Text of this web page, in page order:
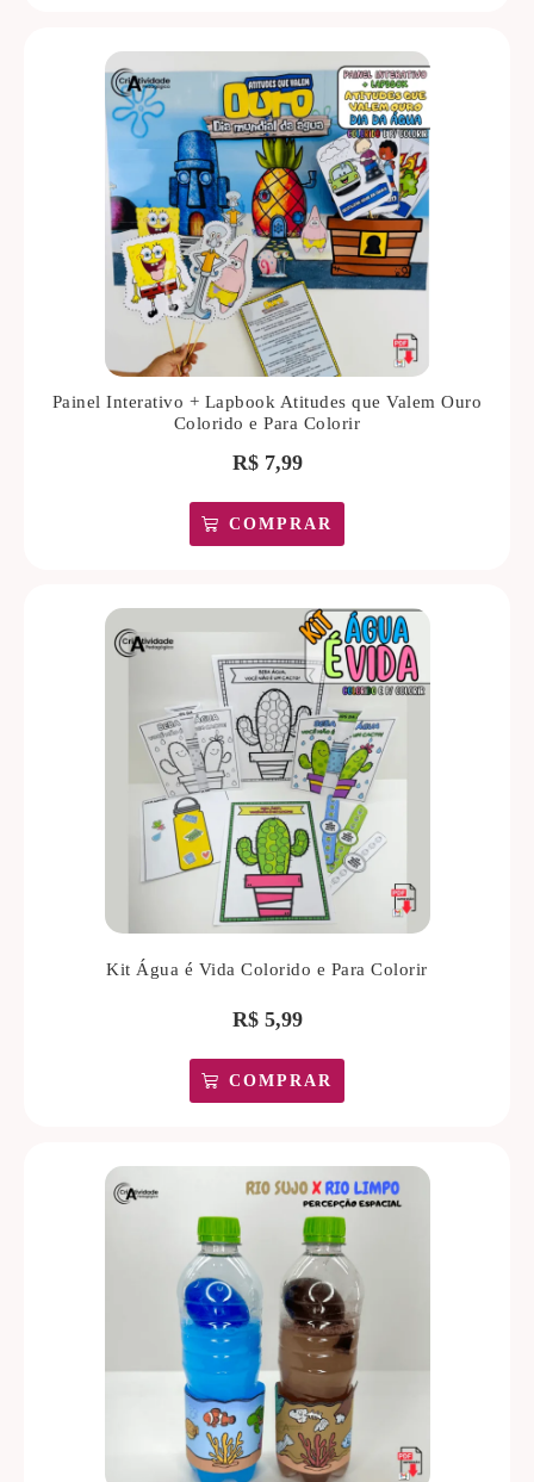
Painel Interativo + Lapbook Atitudes que Valem Ouro
Colorido e Para Colorir
R$7,99
COMPRAR
Kit Água é Vida Colorido e Para Colorir
R$5,99
COMPRAR